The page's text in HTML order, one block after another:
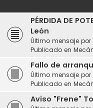
PÉRDIDA DE
León
Último mensaje por
Publicado en
Fallo de
Último mensaje por
Publicado en
Aviso "Frene"